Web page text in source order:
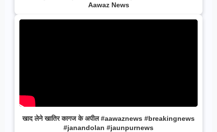
Aawaz News
खाद लेने खातिर कागज के अपील #aawaznews #breakingnews
#janandolan #jaunpurnews